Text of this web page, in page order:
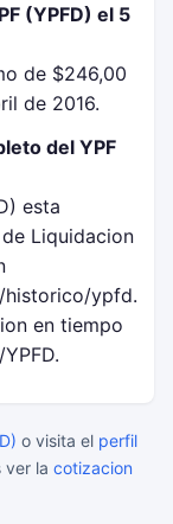
(YPFD) el 5
de $246,00
de 2016.
del YPF
esta
Liquidacion
historico/ypfd.
en tiempo
o visita el perfil
ver la cotizacion